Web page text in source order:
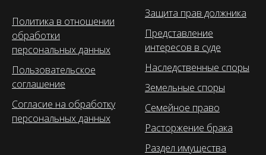
Политика в отношении
обработки
персональных данных
Пользовательское
соглашение
Согласие на обработку
персональных данных
Защита прав должника
Представление
интересов в суде
Наследственные споры
Земельные споры
Семейное право
Расторжение брака
Раздел имущества